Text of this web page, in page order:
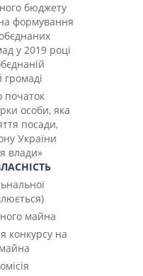
бюджету
формування
у 2019 році
громаді
початок
особи, яка
посади,
України
влади»
майна
конкурсу на